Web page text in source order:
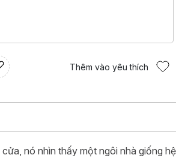
Thêm vào yêu thích
nó nhìn thấy một ngôi nhà giống